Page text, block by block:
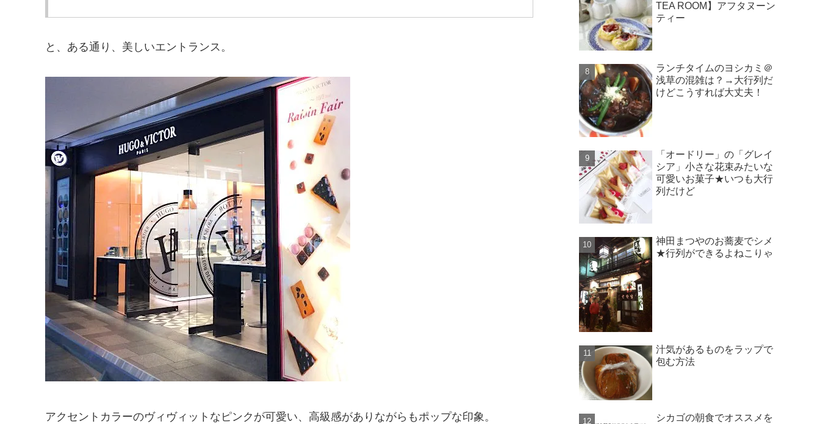
と、ある通り、美しいエントランス。
アクセントカラーのヴィヴィットなピンクが可愛い、高級感がありながらもポップな印象。
TEA ROOM】アフタヌーン
ティー
ランチタイムのヨシカミ＠
浅草の混雑は？→大行列だ
けどこうすれば大丈夫！
「オードリー」の「グレイ
シア」小さな花束みたいな
可愛いお菓子★いつも大行
列だけど
神田まつやのお蕎麦でシメ
★行列ができるよねこりゃ
汁気があるものをラップで
包む方法
シカゴの朝食でオススメを